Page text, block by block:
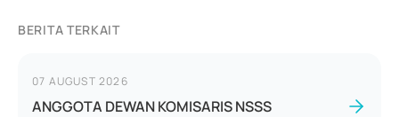
BERITA TERKAIT
07 AUGUST 2026
ANGGOTA DEWAN KOMISARIS NSSS